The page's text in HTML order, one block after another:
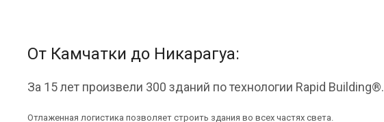
От Камчатки до Никарагуа:
За 15 лет произвели 300 зданий по технологии Rapid Building®.
Отлаженная логистика позволяет строить здания во всех частях света.